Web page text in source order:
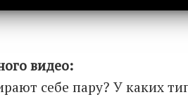
видео:
себе пару? У каких